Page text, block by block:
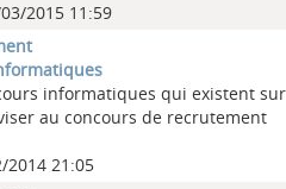
2015 11:59
informatiques qui existent sur
au concours de recrutement
2014 21:05